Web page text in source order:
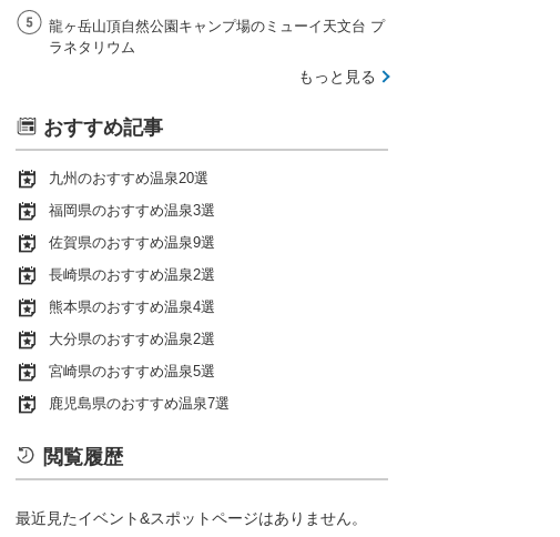
龍ヶ岳山頂自然公園キャンプ場のミューイ天文台 プ
ラネタリウム
もっと見る
おすすめ記事
九州のおすすめ温泉20選
福岡県のおすすめ温泉3選
佐賀県のおすすめ温泉9選
長崎県のおすすめ温泉2選
熊本県のおすすめ温泉4選
大分県のおすすめ温泉2選
宮崎県のおすすめ温泉5選
鹿児島県のおすすめ温泉7選
閲覧履歴
最近見たイベント&スポットページはありません。